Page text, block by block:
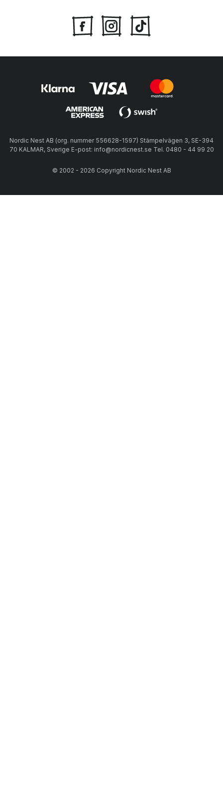
Nordic Nest AB (org. nummer 556628-1597) Stämpelvägen 3, SE-394
70 KALMAR, Sverige E-post: info@nordicnest.se Tel. 0480 - 44 99 20
© 2002 - 2026 Copyright Nordic Nest AB